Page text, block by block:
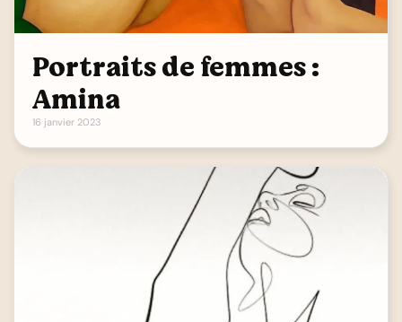
Portraits de femmes :
Amina
16 janvier 2023